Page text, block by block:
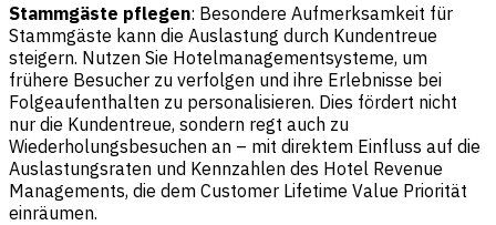
Stammgäste pflegen: Besondere Aufmerksamkeit für
Stammgäste kann die Auslastung durch Kundentreue
steigern. Nutzen Sie Hotelmanagementsysteme, um
frühere Besucher zu verfolgen und ihre Erlebnisse bei
Folgeaufenthalten zu personalisieren. Dies fördert nicht
nur die Kundentreue, sondern regt auch zu
Wiederholungsbesuchen an – mit direktem Einfluss auf die
Auslastungsraten und Kennzahlen des Hotel Revenue
Managements, die dem Customer Lifetime Value Priorität
einräumen.